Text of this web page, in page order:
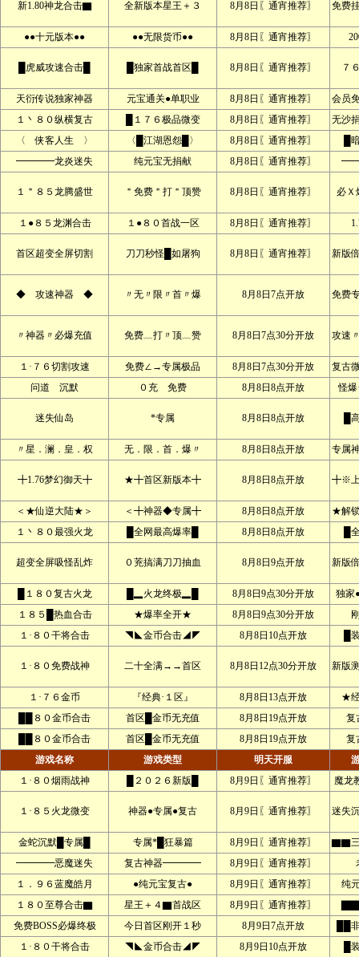
新1.80神龙合击▇ 全新版本星王＋３ 8月8日〖通宵推荐〗 免费
●●十元版本●● ●●无限货币●● 8月8日〖通宵推荐〗
█虎威攻速合击█ █独家首战首区█ 8月8日〖通宵推荐〗 ７
天衍传说独家神器 元宝通关●单职业 8月8日〖通宵推荐〗
会员
１丶８０纵横复古
█１７６极品微变 8月8日〖通宵推荐〗
无沙
〈 侠客人生 〉
〈█江湖恩怨█〉 8月8日〖通宵推荐〗
█
━━━━龙炎迷失
纯元宝无捐献 8月8日〖通宵推荐〗 ━━
１＂８５龙腾盛世 ＂免费＂打＂顶赞 8月8日〖通宵推荐〗 必Ｘ
１●８５龙渊合击 １●８０首战一区 8月8日〖通宵推荐〗
首区超变全屏切割 刀刀秒怪█如屠狗 8月8日〖通宵推荐〗 新版
◆ 攻速神器 ◆ 〃无〃限〃首〃爆 8月8日7点开放 免费
〃神器〃必爆充值 免费﹏打〃顶﹏赞 8月8日7点30分开放 攻速
１·７６切割攻速 免费∠→专属极品 8月8日7点30分开放
复古
问道 沉默
０充 免费 8月8日8点开放 怪爆
迷失仙岛 *专属 8月8日8点开放 █
〃星．澜．皇．权 无．限．首．爆〃 8月8日8点开放 专属
╋1.76梦幻御天╋ ★╋首区新版本╋ 8月8日8点开放 ╋※上
＜★仙逆大陆★＞ ＜╋神器◆专属╋ 8月8日8点开放
★解
１丶８０最强火龙
█全网最高爆率█ 8月8日8点开放 █
超变全屏吸怪乱炸 ０茺搞满刀刀抽血 8月8日9点开放 新版
█１８０复古火龙 █▂火龙终极▂█ 8月8日9点30分开放
独家
１８５█热血合击
★爆率全开★ 8月8日9点30分开放
１·８０干将合击
◥◣金币合击◢◤ 8月8日10点开放 █
１·８０免费战神 二十全满→→首区 8月8日12点30分开放 新版
１·７６金币 『经典·１区』 8月8日13点开放
★
██８０金币合击
首区█金币无充值 8月8日19点开放
复
██８０金币合击
首区█金币无充值 8月8日19点开放
复
游戏名称
游戏类型 明天开服
１·８０烟雨战神
█２０２６新版█ 8月9日〖通宵推荐〗 魔龙
１·８５火龙微变 神器●专属●复古 8月9日〖通宵推荐〗 迷失
金蛇沉默█专属█ 专属*█狂暴篇 8月9日〖通宵推荐〗
▇▇
━━━━恶魔迷失
复古神器━━━━ 8月9日〖通宵推荐〗
１．９６蓝魔皓月
●纯元宝复古● 8月9日〖通宵推荐〗
纯
１８０至尊合击▇
星王＋４▇首战区 8月9日〖通宵推荐〗
免费BOSS必爆终极
今日首区刚开１秒 8月9日7点开放
██
１·８０干将合击
◥◣金币合击◢◤ 8月9日10点开放
█